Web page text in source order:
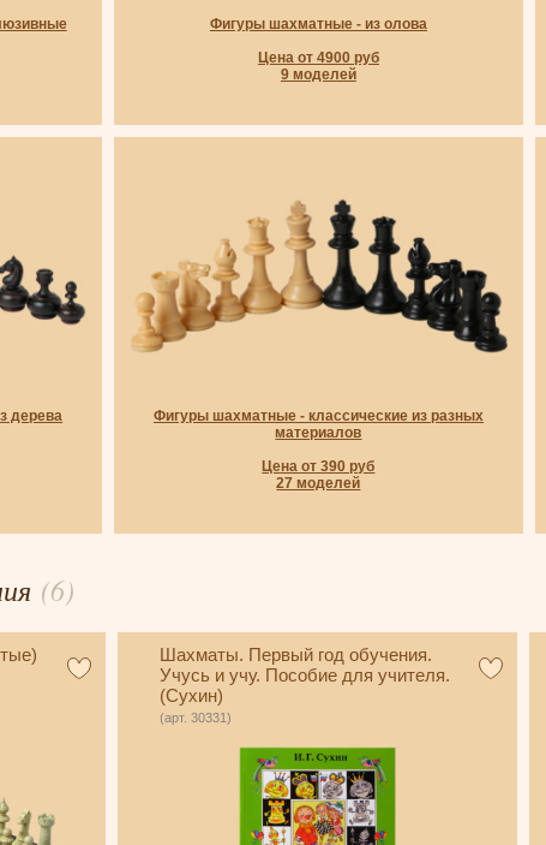
Фигуры шахматные - из олова
Цена от 4900 руб
9 моделей
дерева
Фигуры шахматные - классические из разных
материалов
Цена от 390 руб
27 моделей
(6)
Шахматы. Первый год обучения.
Учусь и учу. Пособие для учителя.
(Сухин)
(арт. 30331)